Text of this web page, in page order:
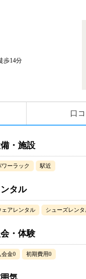
歩14分
口コ
・施設
ワーラック 駅近
タル
ェアレンタル シューズレンタ
・体験
会金0 初期費用0